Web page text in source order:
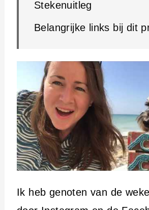
Stekenuitleg
Belangrijke links bij dit
Ik heb genoten van de